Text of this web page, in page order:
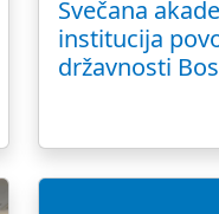
Svečana
institucija
državnosti